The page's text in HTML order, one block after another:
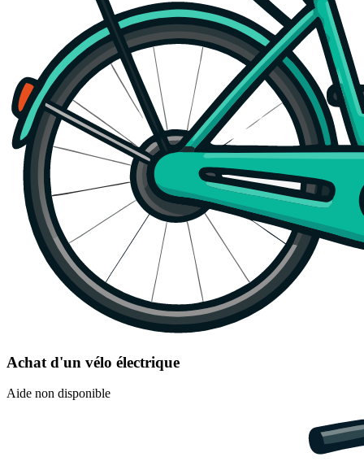
Achat d'un vélo électrique
Aide non disponible